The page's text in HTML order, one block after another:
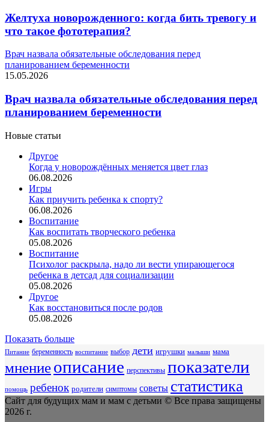
Желтуха новорожденного: когда бить тревогу и
что такое фототерапия?
Врач назвала обязательные обследования перед
планированием беременности
15.05.2026
Врач назвала обязательные обследования перед
планированием беременности
Новые статьи
Другое
Когда у новорождённых меняется цвет глаз
06.08.2026
Игры
Как приучить ребенка к спорту?
06.08.2026
Воспитание
Как воспитать творческого ребенка
05.08.2026
Воспитание
Психолог раскрыла, надо ли вести упирающегося
ребенка в детсад для социализации
05.08.2026
Другое
Как восстановиться после родов
05.08.2026
Показать больше
Питание беременность воспитание выбор дети игрушки малыши мама
мнениеописание перспективы показатели
помощь ребенок родители симптомы советы статистика
Сайт для будущих мам и мам с детьми © Все права защищены
2026 г.